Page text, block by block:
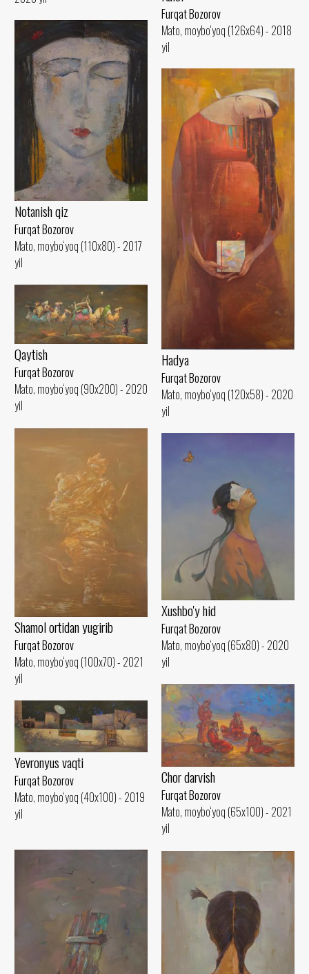
Furqat Bozorov
Mato, moybo‘yoq (126x64) - 2018
yil
Notanish qiz
Furqat Bozorov
Mato, moybo‘yoq (110x80) - 2017
yil
Hadya
Furqat Bozorov
Mato, moybo‘yoq (120x58) - 2020
yil
Qaytish
Furqat Bozorov
Mato, moybo‘yoq (90x200) - 2020
yil
Shamol ortidan yugirib
Furqat Bozorov
Mato, moybo‘yoq (100x70) - 2021
yil
Xushbo'y hid
Furqat Bozorov
Mato, moybo‘yoq (65x80) - 2020
yil
Chor darvish
Furqat Bozorov
Mato, moybo‘yoq (65x100) - 2021
yil
Yevronyus vaqti
Furqat Bozorov
Mato, moybo‘yoq (40x100) - 2019
yil